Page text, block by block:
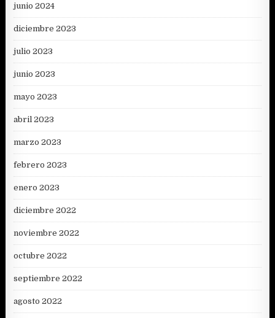
junio 2024
diciembre 2023
julio 2023
junio 2023
mayo 2023
abril 2023
marzo 2023
febrero 2023
enero 2023
diciembre 2022
noviembre 2022
octubre 2022
septiembre 2022
agosto 2022